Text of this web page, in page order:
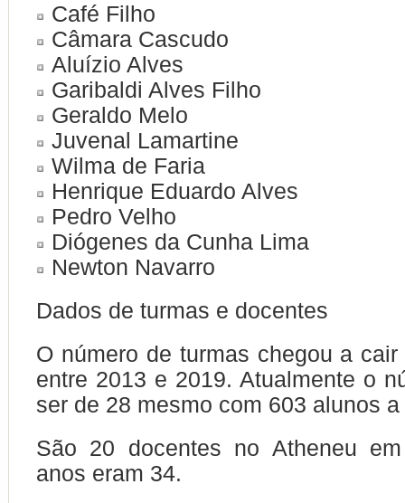
Café Filho
Câmara Cascudo
Aluízio Alves
Garibaldi Alves Filho
Geraldo Melo
Juvenal Lamartine
Wilma de Faria
Henrique Eduardo Alves
Pedro Velho
Diógenes da Cunha Lima
Newton Navarro
Dados de turmas e docentes
O número de turmas chegou a
entre 2013 e 2019. Atualmente o
ser de 28 mesmo com 603 alunos
São 20 docentes no Atheneu
anos eram 34.